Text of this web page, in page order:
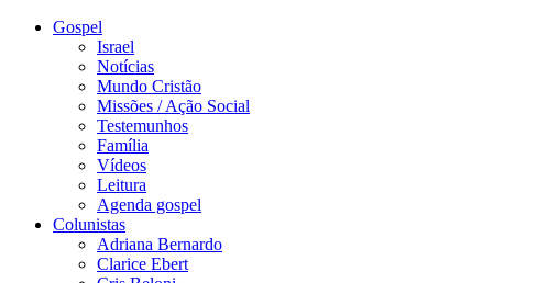
Gospel
Israel
Notícias
Mundo Cristão
Missões / Ação Social
Testemunhos
Família
Vídeos
Leitura
Agenda gospel
Colunistas
Adriana Bernardo
Clarice Ebert